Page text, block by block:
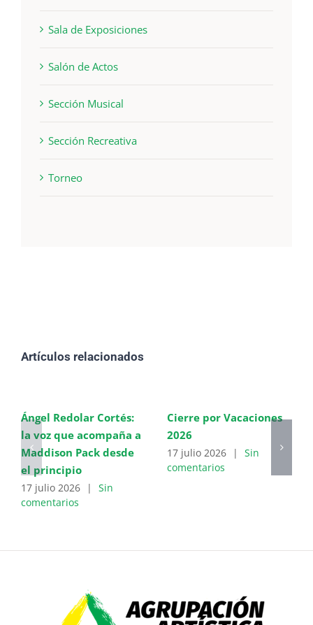
Sala de Exposiciones
Salón de Actos
Sección Musical
Sección Recreativa
Torneo
Artículos relacionados
Ángel Redolar Cortés:
la voz que acompaña a
Maddison Pack desde
el principio
17 julio 2026 |
Sin
comentarios
Cierre por Vacaciones
2026
17 julio 2026 |
Sin
comentarios